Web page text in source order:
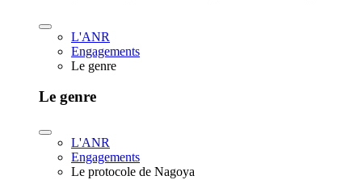
L'ANR
Engagements
Le genre
Le genre
L'ANR
Engagements
Le protocole de Nagoya